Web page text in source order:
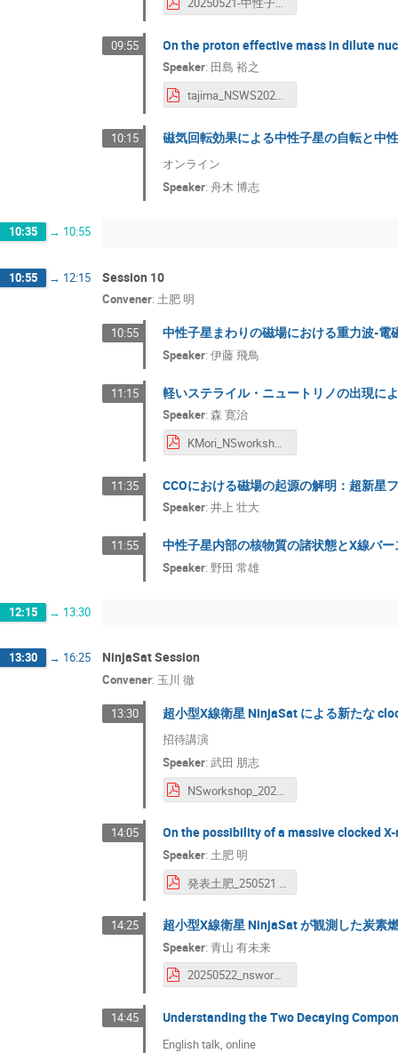
09:55 On the proton effective mass in dilute
Speaker: 田島 裕之
tajima_NSWS2025 田島裕之.pdf
10:15 磁気回転効果による中性子星の自転と中
オンライン
Speaker:舟木 博志
10:35 → 10:55
10:55 → 12:15 Session 10
Convener: 土肥 明
10:55 中性子星まわりの磁場における重力波-電
Speaker:伊藤 飛鳥
11:15 軽いステライル・ニュートリノの出現に
Speaker:森 寛治
KMori_NSworkshop Kanji Mori.pdf
11:35 CCOにおける磁場の起源の解明：超新星
Speaker:井上 壮大
11:55 中性子星内部の核物質の諸状態とX線バ
Speaker: 野田 常雄
12:15 → 13:30
13:30 → 16:25 NinjaSat Session
Convener: 玉川 徹
13:30 超小型X線衛星 NinjaSat による新たな
招待講演
Speaker:武田 朋志
NSworkshop_202505_takeda Tomoshi Takeda.pdf
14:05 On the possibility of a massive clocked
Speaker:土肥 明
発表土肥_250521 _share.pdf
14:25 超小型X線衛星 NinjaSat が観測した炭素
Speaker:青山 有未来
20250522_nsworkshop2025_submit Mi Ra.pdf
14:45 Understanding the Two Decaying
English talk, online